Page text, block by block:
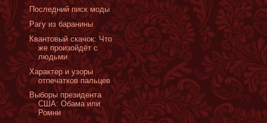
Последний писк моды
Рагу из баранины
Квантовый скачок: Что
же произойдёт с
людьми
Характер и узоры
отпечатков пальцев
Выборы президента
США: Обама или
Ромни